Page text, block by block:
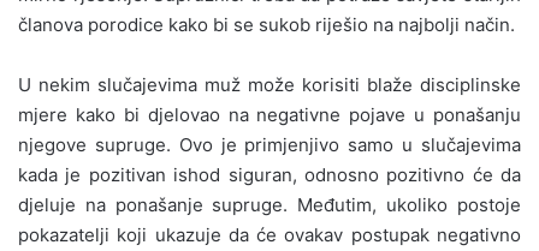
članova porodice kako bi se sukob riješio na najbolji način.
U nekim slučajevima muž može korisiti blaže disciplinske
mjere kako bi djelovao na negativne pojave u ponašanju
njegove supruge. Ovo je primjenjivo samo u slučajevima
kada je pozitivan ishod siguran, odnosno pozitivno će da
djeluje na ponašanje supruge. Međutim, ukoliko postoje
pokazatelji koji ukazuje da će ovakav postupak negativno